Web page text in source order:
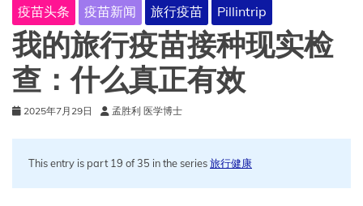
疫苗头条 疫苗新闻 旅行疫苗 Pillintrip
我的旅行疫苗接种现实检
查：什么真正有效
2025年7月29日 孟胜利 医学博士
This entry is part 19 of 35 in the series旅行健康